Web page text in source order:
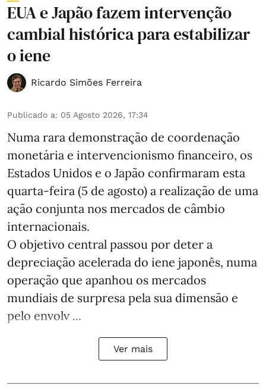
EUA e Japão fazem intervenção
cambial histórica para estabilizar
o iene
Ricardo Simões Ferreira
Publicado a: 05 Agosto 2026, 17:34
Numa rara demonstração de coordenação
monetária e intervencionismo financeiro, os
Estados Unidos e o Japão confirmaram esta
quarta-feira (5 de agosto) a realização de uma
ação conjunta nos mercados de câmbio
internacionais.
O objetivo central passou por deter a
depreciação acelerada do iene japonês, numa
operação que apanhou os mercados
mundiais de surpresa pela sua dimensão e
pelo envolv ...
Ver mais